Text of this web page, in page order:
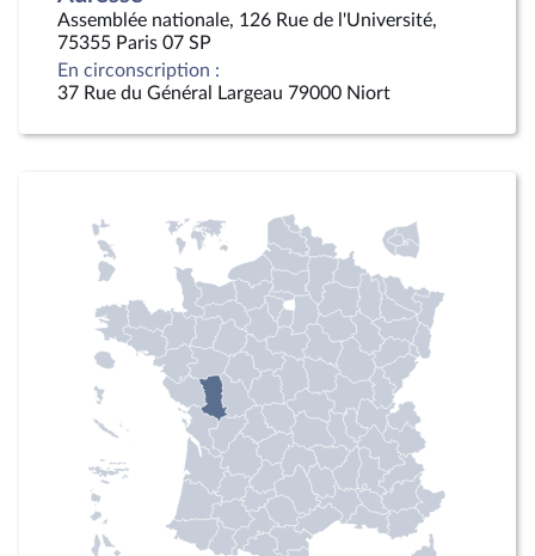
Assemblée nationale, 126 Rue de l'Université,
75355 Paris 07 SP
En circonscription :
37 Rue du Général Largeau 79000 Niort